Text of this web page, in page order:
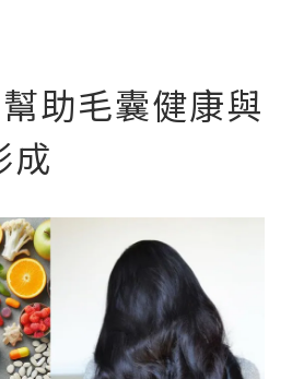
助毛囊健康與
成